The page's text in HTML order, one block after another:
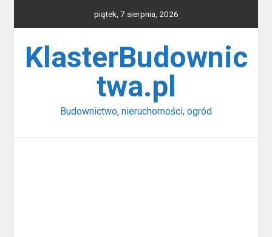
piątek, 7 sierpnia, 2026
KlasterBudownic
twa.pl
Budownictwo, nieruchomości, ogród